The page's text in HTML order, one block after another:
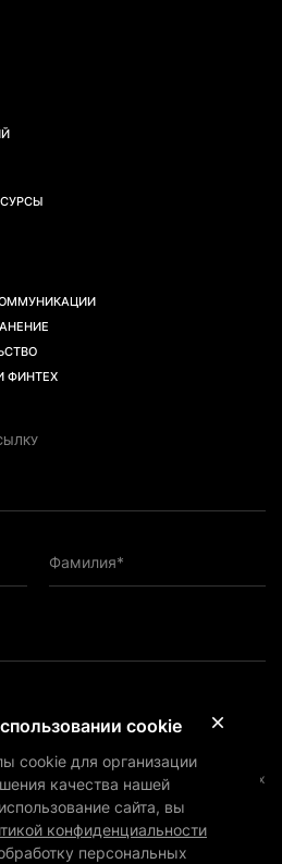
ФИНТЕХ
Фамилия*
сПолитикой
согласие на обработку персональных
(ОГРН: 1197746297528) в
на получение маркетинговых и иных
cookie
cookie для организации
качества нашей
сайта, вы
конфиденциальности
персональных